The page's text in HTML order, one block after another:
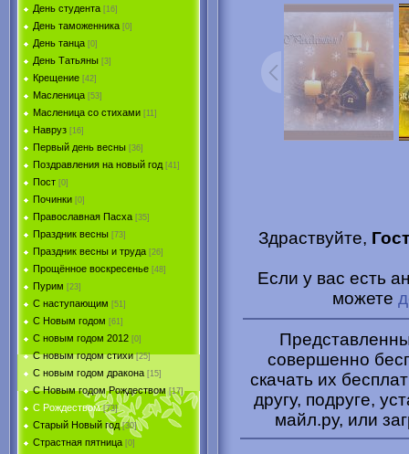
День студента [16]
День таможенника [0]
День танца [0]
День Татьяны [3]
Крещение [42]
Масленица [53]
Масленица со стихами [11]
Навруз [16]
Первый день весны [36]
Поздравления на новый год [41]
Пост [0]
Починки [0]
Православная Пасха [35]
Праздник весны [73]
Праздник весны и труда [26]
Прощённое воскресенье [48]
Пурим [23]
C наступающим [51]
С Новым годом [61]
С новым годом 2012 [0]
С новым годом стихи [25]
С новым годом дракона [15]
C Новым годом Рождеством [17]
С Рождеством [73]
Старый Новый год [30]
Страстная пятница [0]
Здраствуйте,
Если у вас есть
можете
совершенно
скачать их
другу, подруге,
майл.ру, или